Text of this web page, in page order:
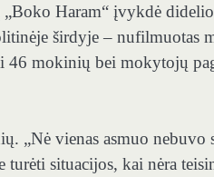
Haram“ įvykdė
širdyje – nufilmuotas
46 mokinių bei mokytojų
„Nė vienas asmuo nebuvo
turėti situacijos, kai nėra